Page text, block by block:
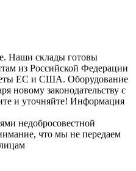
Наши склады готовы
из Российской Федерации
ЕС и США. Оборудование
новому законодательству с
и уточняйте! Информация
недобросовестной
что мы не передаем